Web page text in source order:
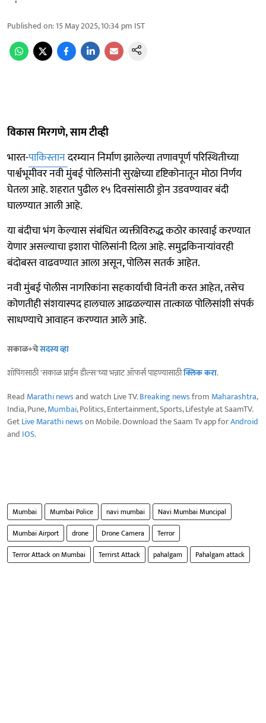
Published on:15 May 2025, 10:34 pm IST
विकास मिरगणे, साम टीव्ही
भारत-पाकिस्तानदरम्यान निर्माण झालेल्या तणावपूर्ण परिस्थितीच्या
पार्श्वभूमीवर नवी मुंबई पोलिसांनी सुरक्षेच्या दृष्टिकोनातून मोठा निर्णय
घेतला आहे. शहरात पुढील १५ दिवसांसाठी ड्रोन उडवण्यावर बंदी
घालण्यात आली आहे.
या बंदीचा भंग केल्यास संबंधित व्यक्तीविरुद्ध कठोर कारवाई करण्यात
येणार असल्याचा इशारा पोलिसांनी दिला आहे. समुद्रकिनाऱ्यांवरही
बंदोबस्त वाढवण्यात आला असून, पोलिस सतर्क आहेत.
नवी मुंबई पोलीस नागरिकांना सहकार्याची विनंती करत आहेत, तसेच
कोणतीही संशयास्पद हालचाल आढळल्यास तात्काळ पोलिसांशी संपर्क
साधण्याचे आवाहन करण्यात आले आहे.
सकाळ+चेसदस्य व्हा
शॉपिंगसाठी 'सकाळ प्राईम डील्स'च्या भन्नाट ऑफर्स पाहण्यासाठीक्लिक करा.
Read Marathi newsand watch Live TV.Breaking newsfrom Maharashtra,
India, Pune,Mumbai, Politics, Entertainment, Sports, Lifestyle at SaamTV.
GetLive Marathi newson Mobile. Download the Saam Tv app forAndroid
and IOS.
Mumbai Mumbai Police navi mumbai
Navi Mumbai Muncipal
Mumbai Airport
drone Drone Camera
Terror
Terror Attack on Mumbai
Terrirst Attack pahalgam Pahalgam attack